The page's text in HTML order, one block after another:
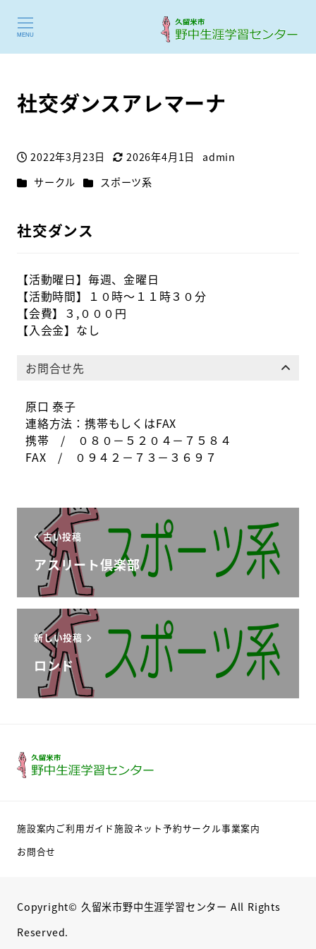
MENU
TOPページ サークル 社交ダンスアレマーナ
社交ダンスアレマーナ
2022年3月23日
2026年4月1日
admin
カテゴリー
サークル カテゴリー
スポーツ系
社交ダンス
【活動曜日】毎週、金曜日
【活動時間】１０時～１１時３０分
【会費】３,０００円
【入会金】なし
お問合せ先
原口 泰子
連絡方法：携帯もしくはFAX
携帯 / ０８０－５２０４－７５８４
FAX / ０９４２－７３－３６９７
古い投稿
アスリート倶楽部
新しい投稿
ロンド
施設案内 ご利用ガイド施設ネット予約サークル事業案内
お問合せ
Copyright© 久留米市野中生涯学習センター All Rights
Reserved.